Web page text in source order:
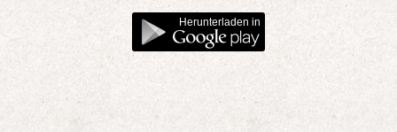
Herunterladen in